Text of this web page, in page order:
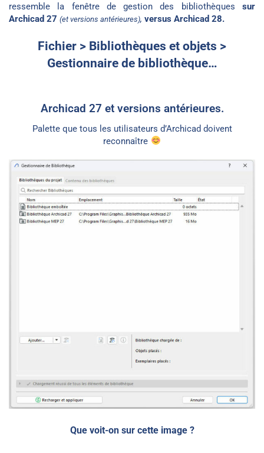
ressemble la fenêtre de gestion des bibliothèquessur
Archicad 27 (et versions antérieures), versus Archicad 28.
Fichier > Bibliothèques et objets >
Gestionnaire de bibliothèque…
Archicad 27 et versions antérieures.
Palette que tous les utilisateurs d’Archicad doivent
reconnaître
Que voit-on sur cette image ?